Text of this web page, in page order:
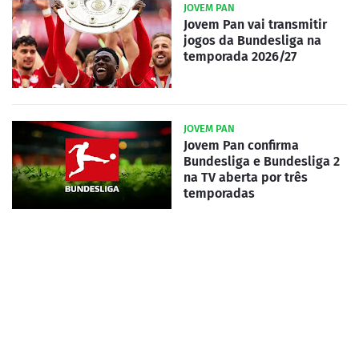
JOVEM PAN
Jovem Pan vai transmitir
jogos da Bundesliga na
temporada 2026/27
JOVEM PAN
Jovem Pan confirma
Bundesliga e Bundesliga 2
na TV aberta por três
temporadas